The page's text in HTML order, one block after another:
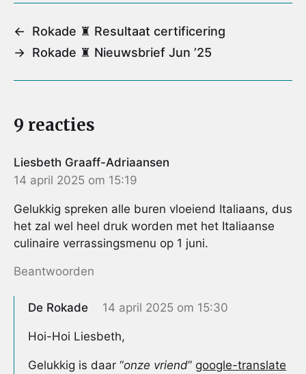
i
l
e
b
o
k
t
t
r
t
e
e
s
t
s
p
p
←
Rokade ♜ Resultaat certificering
→ Rokade ♜ Nieuwsbrief Jun ’25
9 reacties
Liesbeth Graaff-Adriaansen
14 april 2025 om 15:19
Gelukkig spreken alle buren vloeiend Italiaans, dus
het zal wel heel druk worden met het Italiaanse
culinaire verrassingsmenu op 1 juni.
Beantwoorden
De Rokade 14 april 2025 om 15:30
Hoi-Hoi Liesbeth,
Gelukkig is daar “onze vriend” google-translate